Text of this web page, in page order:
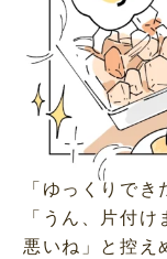
「ゆっくりで
「うん、片付
悪いね」と控え